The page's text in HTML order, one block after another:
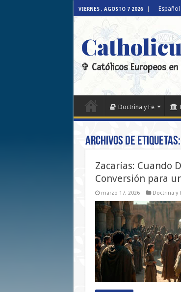
VIERNES , AGOSTO 7 2026 Español
✞ Católicos Europeos en
Doctrina y Fe
Archivos de etiquetas:
Zacarías: Cuando
Conversión para
marzo 17, 2026 Doctrina y